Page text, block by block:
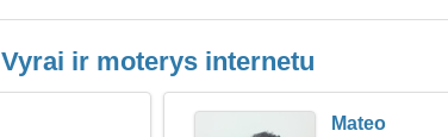
Vyrai ir moterys internetu
Mateo